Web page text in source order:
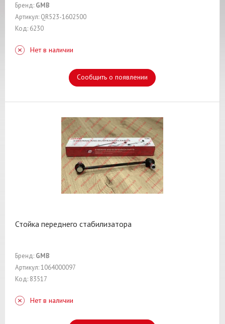
Бренд: GMB
Артикул: QR523-1602500
Код: 6230
Нет в наличии
Сообщить о появлении
Стойка переднего стабилизатора
Бренд: GMB
Артикул: 1064000097
Код: 83517
Нет в наличии